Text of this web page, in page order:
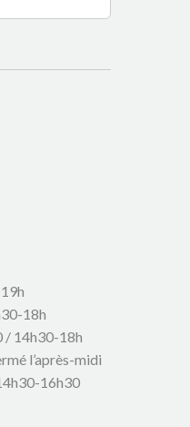
18h
/ 14h30-18h
l’après-midi
16h30